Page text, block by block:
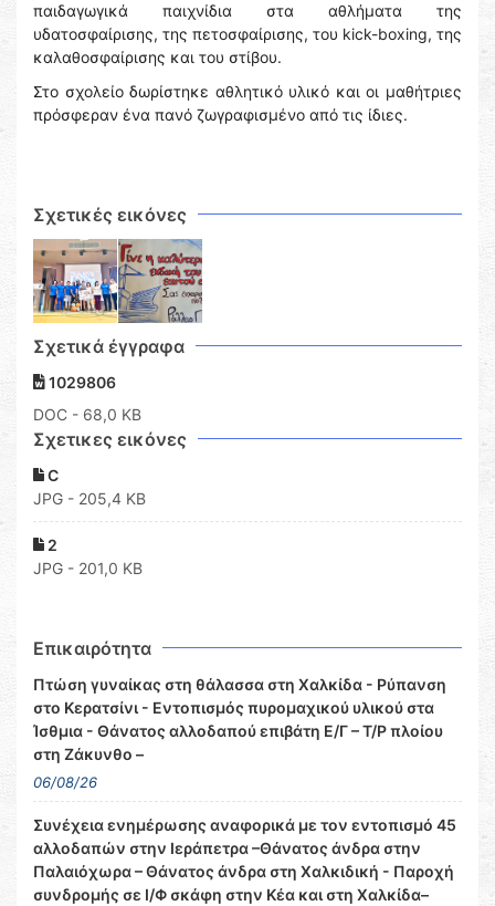
παιδαγωγικά παιχνίδια στα αθλήματα της
υδατοσφαίρισης, της πετοσφαίρισης, του kick-boxing, της
καλαθοσφαίρισης και του στίβου.
Στο σχολείο δωρίστηκε αθλητικό υλικό και οι μαθήτριες
πρόσφεραν ένα πανό ζωγραφισμένο από τις ίδιες.
Σχετικές εικόνες
Σχετικά έγγραφα
1029806
DOC - 68,0 KB
Σχετικες εικόνες
C
JPG - 205,4 KB
2
JPG - 201,0 KB
Επικαιρότητα
Πτώση γυναίκας στη θάλασσα στη Χαλκίδα - Ρύπανση
στο Κερατσίνι - Εντοπισμός πυρομαχικού υλικού στα
Ίσθμια - Θάνατος αλλοδαπού επιβάτη Ε/Γ – Τ/Ρ πλοίου
στη Ζάκυνθο –
06/08/26
Συνέχεια ενημέρωσης αναφορικά με τον εντοπισμό 45
αλλοδαπών στην Ιεράπετρα –Θάνατος άνδρα στην
Παλαιόχωρα – Θάνατος άνδρα στη Χαλκιδική - Παροχή
συνδρομής σε Ι/Φ σκάφη στην Κέα και στη Χαλκίδα–